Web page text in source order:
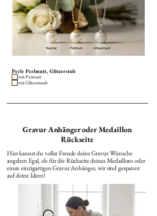
Perle Perlmutt, Glitzerstub
mit Permutt
mit Glitzerstaub
Gravur Anhänger oder Medaillon
Rückseite
Hier kannst du voller Freude deine Gravur Wünsche
angeben Egal, ob für die Rückseite deines Medaillons oder
einen einzigartigen Gravur Anhänger, wir sind gespannt
auf deine Ideen!